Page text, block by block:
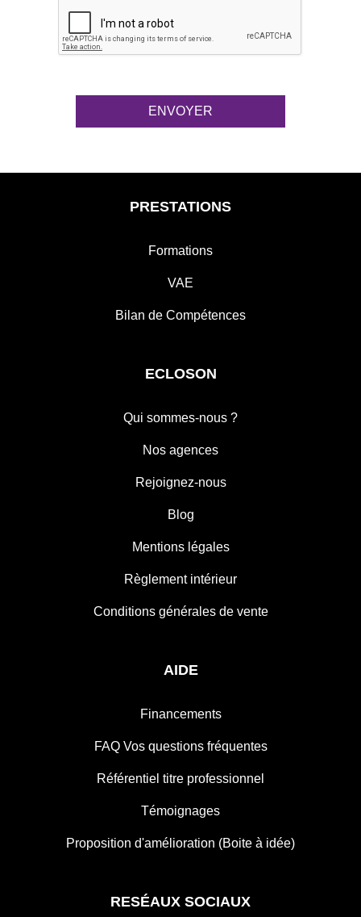
PRESTATIONS
Formations
VAE
Bilan de Compétences
ECLOSON
Qui sommes-nous ?
Nos agences
Rejoignez-nous
Blog
Mentions légales
Règlement intérieur
Conditions générales de vente
AIDE
Financements
FAQ Vos questions fréquentes
Référentiel titre professionnel
Témoignages
Proposition d'amélioration (Boite à idée)
RESÉAUX SOCIAUX